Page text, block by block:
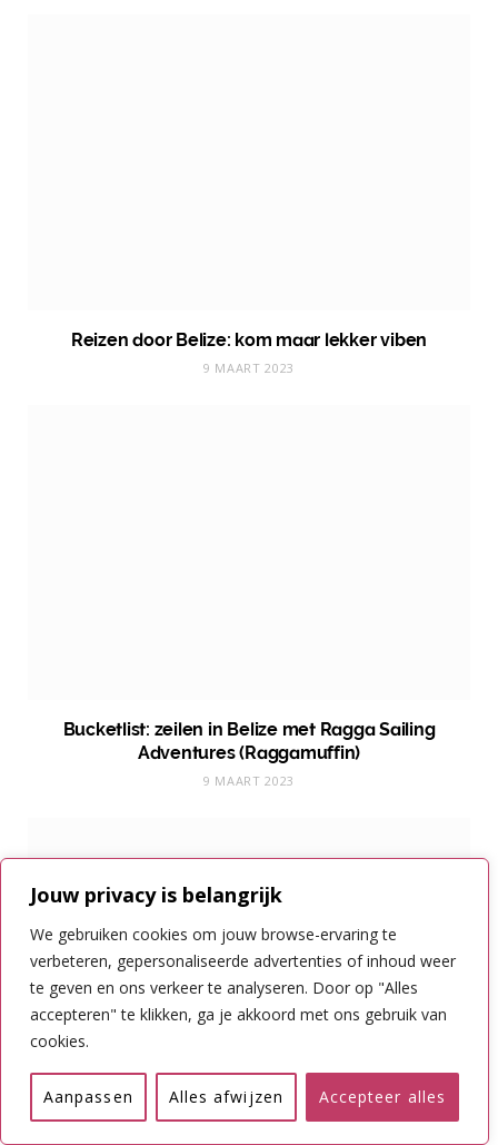
Jouw privacy is belangrijk
We gebruiken cookies om jouw browse-ervaring te
verbeteren, gepersonaliseerde advertenties of inhoud weer
te geven en ons verkeer te analyseren. Door op "Alles
accepteren" te klikken, ga je akkoord met ons gebruik van
cookies.
Aanpassen Alles afwijzen Accepteer alles
Reizen door Belize: kom maar lekker viben
9 MAART 2023
Bucketlist: zeilen in Belize met Ragga Sailing
Adventures (Raggamuffin)
9 MAART 2023